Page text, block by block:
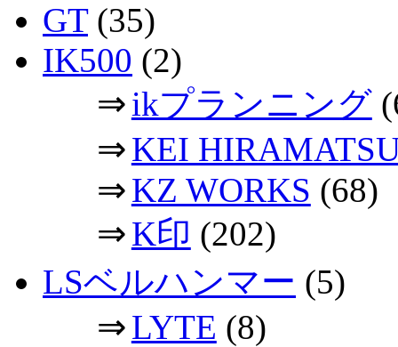
GT(35)
IK500 (2)
⇒ikプランニング
⇒KEI
⇒KZ WORKS (68)
⇒K印 (202)
LSベルハンマー (5)
⇒LYTE (8)